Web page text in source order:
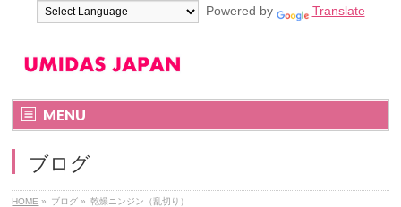
Powered by Translate
MENU
ブログ
HOME » ブログ » 乾燥ニンジン（乱切り）